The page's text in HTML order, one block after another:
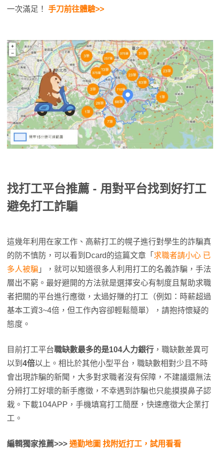
一次滿足！ 手刀前往體驗>>
找打工平台推薦 - 用對平台找到好打工
避免打工詐騙
這幾年利用在家工作、高薪打工的幌子進行對學生的詐騙真
的防不慎防，可以看到Dcard的這篇文章「 求職者請小心 已
多人被騙 」，就可以知道很多人利用打工的名義詐騙，手法
層出不窮。最好避開的方法就是選擇安心有制度且幫助求職
者把關的平台進行應徵，太過好賺的打工（例如：時薪超過
基本工資3~4倍，但工作內容卻輕鬆簡單），請抱持懷疑的
態度。
目前打工平台職缺數最多的是104人力銀行 ，職缺數差異可
以到 4倍以上。相比於其他小型平台，職缺數相對少且不時
會出現詐騙的新聞，大多對求職者沒有保障，不建議還無法
分辨打工好壞的新手應徵，不幸遇到詐騙也只能摸摸鼻子認
栽。下載104APP，手機填寫打工簡歷，快速應徵大企業打
工。
編輯獨家推薦>>> 通勤地圖 找附近打工，試用看看